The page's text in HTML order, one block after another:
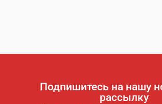
Подпишитесь на нашу
рассылку